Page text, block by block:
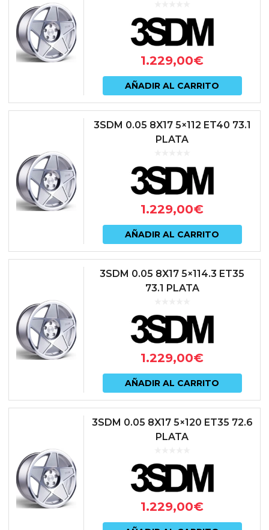
1.229,00€
AÑADIR AL CARRITO
3SDM 0.05 8X17 5×112 ET40 73.1
PLATA
1.229,00€
AÑADIR AL CARRITO
3SDM 0.05 8X17 5×114.3 ET35
73.1 PLATA
1.229,00€
AÑADIR AL CARRITO
3SDM 0.05 8X17 5×120 ET35 72.6
PLATA
1.229,00€